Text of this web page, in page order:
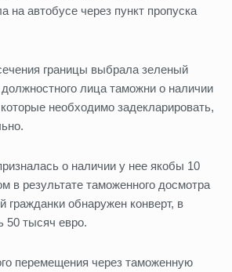
на автобусе через пункт пропуска
границы выбрала зеленый
лица таможни о наличии
необходимо задекларировать,
о наличии у нее якобы 10
в результате таможенного досмотра
обнаружен конверт, в
50 тысяч евро.
перемещения через таможенную